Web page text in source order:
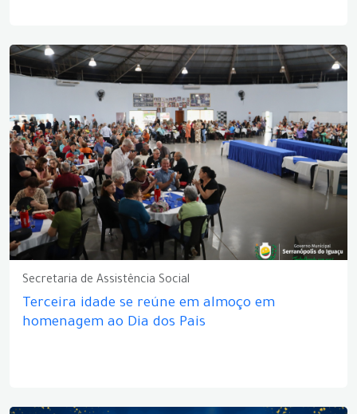
Secretaria de Assistência Social
Terceira idade se reúne em almoço em
homenagem ao Dia dos Pais